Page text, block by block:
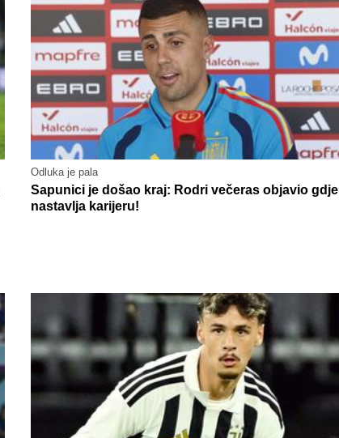
Odluka je pala
Sapunici je došao kraj: Rodri večeras objavio gdje
nastavlja karijeru!